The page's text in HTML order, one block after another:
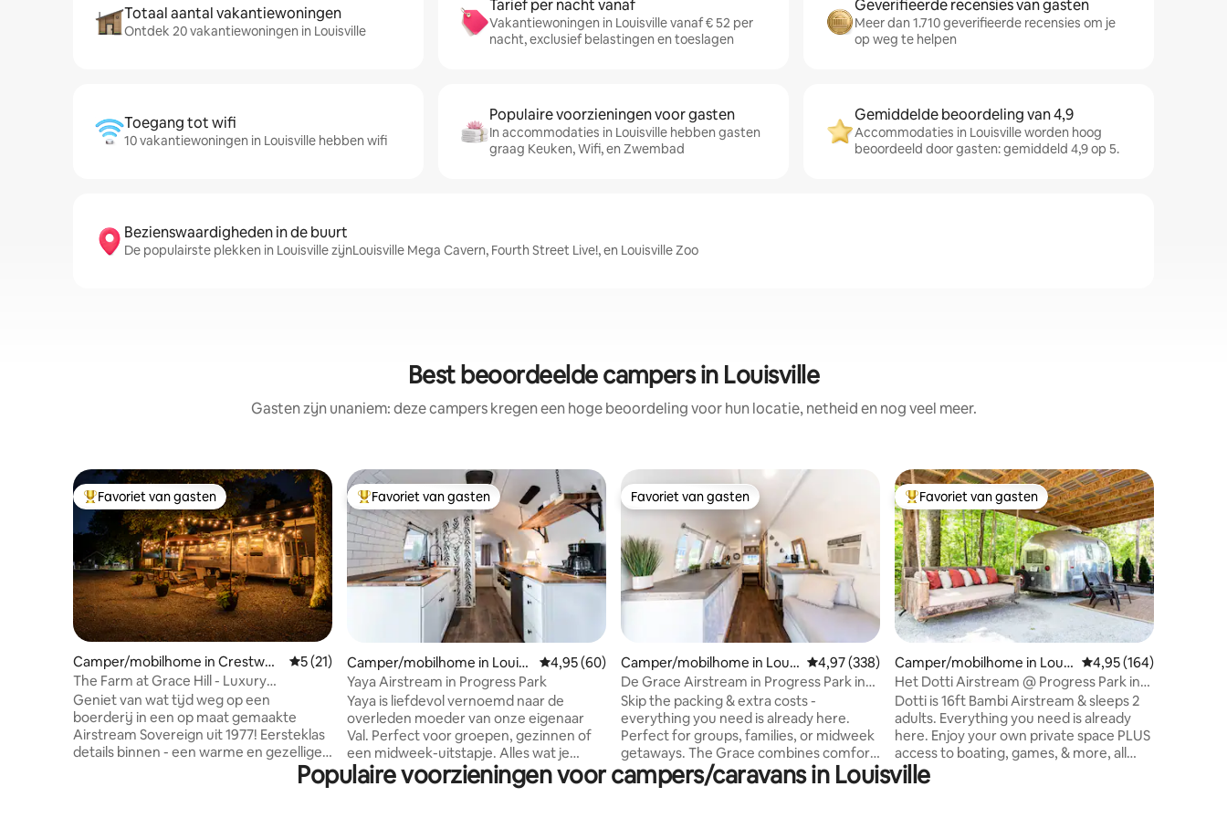
Totaal aantal vakantiewoningen
Ontdek 20 vakantiewoningen in Louisville
Tarief per nacht vanaf
Vakantiewoningen in Louisville vanaf € 52 per
nacht, exclusief belastingen en toeslagen
Geverifieerde recensies van gasten
Meer dan 1.710 geverifieerde recensies om je
op weg te helpen
Toegang tot wifi
10 vakantiewoningen in Louisville hebben wifi
Populaire voorzieningen voor gasten
In accommodaties in Louisville hebben gasten
graag Keuken, Wifi, en Zwembad
Gemiddelde beoordeling van 4,9
Accommodaties in Louisville worden hoog
beoordeeld door gasten: gemiddeld 4,9 op 5.
Bezienswaardigheden in de buurt
De populairste plekken in Louisville zijnLouisville Mega Cavern, Fourth Street Live!, en Louisville Zoo
Best beoordeelde campers in Louisville
Gasten zijn unaniem: deze campers kregen een hoge beoordeling voor hun locatie, netheid en nog veel meer.
Topfavoriet van gasten
Favoriet van gasten
Camper/mobilhome in Crestwoo
d
Gemiddelde beoordeling van 5 op 5, 21 recensies
5 (21)
The Farm at Grace Hill - Luxury
Airstream
Geniet van wat tijd weg op een
boerderij in een op maat gemaakte
Airstream Sovereign uit 1977! Eersteklas
details binnen - een warme en gezellige
Topfavoriet van gasten
Favoriet van gasten
Camper/mobilhome in Louisv
ille
Gemiddelde beoordeling van 4,95 op 5, 60 recensies
4,95 (60)
Yaya Airstream in Progress Park
Yaya is liefdevol vernoemd naar de
overleden moeder van onze eigenaar
Val. Perfect voor groepen, gezinnen of
een midweek-uitstapje. Alles wat je
nodig hebt, is hier al. Geniet van je eigen
privéruimte PLUS toegang tot varen,
Favoriet van gasten
Favoriet van gasten
Camper/mobilhome in Louis
ville
Gemiddelde beoordeling van 4,97 op 5, 338 recensies
4,97 (338)
De Grace Airstream in Progress Park in
Derby City
Skip the packing & extra costs -
everything you need is already here.
Perfect for groups, families, or midweek
getaways. The Grace combines comfort,
convenience, & a one of a kind outdoor
experience. Enjoy your own private
Topfavoriet van gasten
Favoriet van gasten
Camper/mobilhome in Louis
ville
Gemiddelde
4,95 (164)
Het Dotti Airstream @ Progress Park in
Derby City
Dotti is 16ft Bambi Airstream & sleeps 2
adults. Everything you need is already
here. Enjoy your own private space PLUS
access to boating, games, & more, all
included with your stay. Dotti is our
smallest offering, but has TONS of
Populaire voorzieningen voor campers/caravans in Louisville